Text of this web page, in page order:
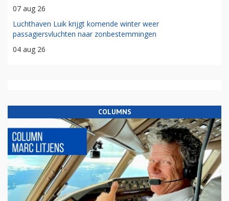
07 aug 26
Luchthaven Luik krijgt komende winter weer
passagiersvluchten naar zonbestemmingen
04 aug 26
COLUMNS